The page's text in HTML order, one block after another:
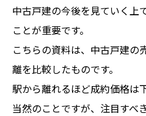
中古戸建の今後を見ていく上
ことが重要です。
こちらの資料は、中古戸建の
離を比較したものです。
駅から離れるほど成約価格は
当然のことですが、注目すべ